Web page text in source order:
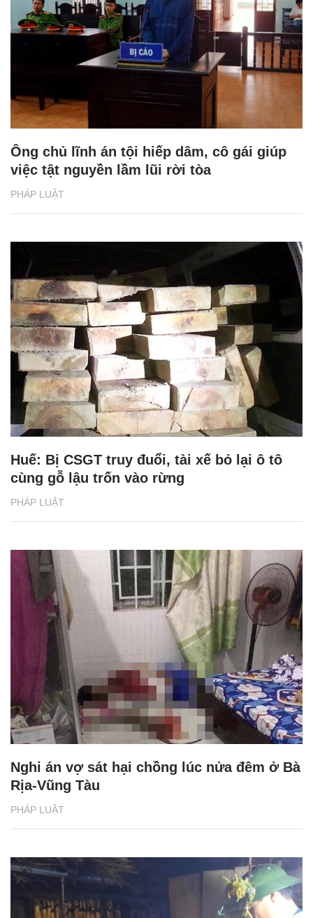
PHÁP LUẬT
Ông chủ lĩnh án tội hiếp dâm, cô gái giúp
việc tật nguyền lầm lũi rời tòa
PHÁP LUẬT
Huế: Bị CSGT truy đuổi, tài xế bỏ lại ô tô
cùng gỗ lậu trốn vào rừng
PHÁP LUẬT
Nghi án vợ sát hại chồng lúc nửa đêm ở Bà
Rịa-Vũng Tàu